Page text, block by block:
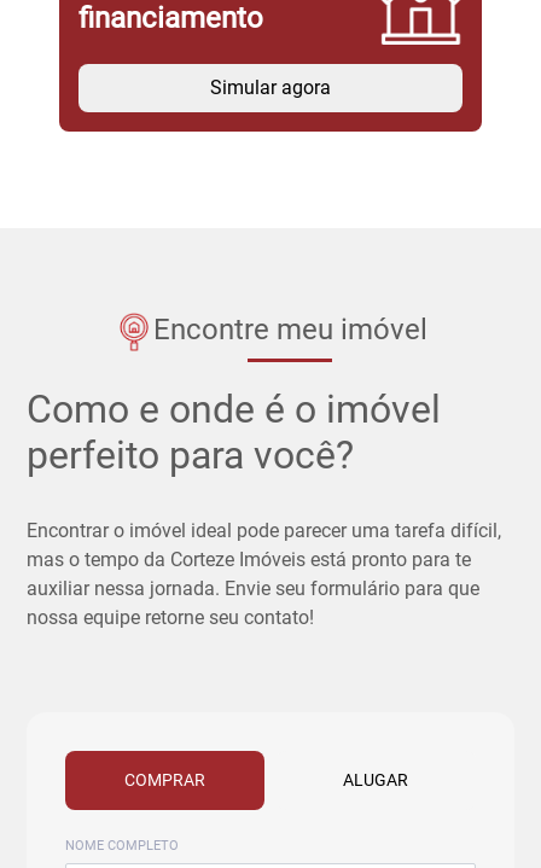
financiamento
Simular agora
Encontre meu imóvel
Como e onde é o imóvel
perfeito para você?
Encontrar o imóvel ideal pode parecer uma tarefa difícil,
mas o tempo da Corteze Imóveis está pronto para te
auxiliar nessa jornada. Envie seu formulário para que
nossa equipe retorne seu contato!
COMPRAR ALUGAR
NOME COMPLETO